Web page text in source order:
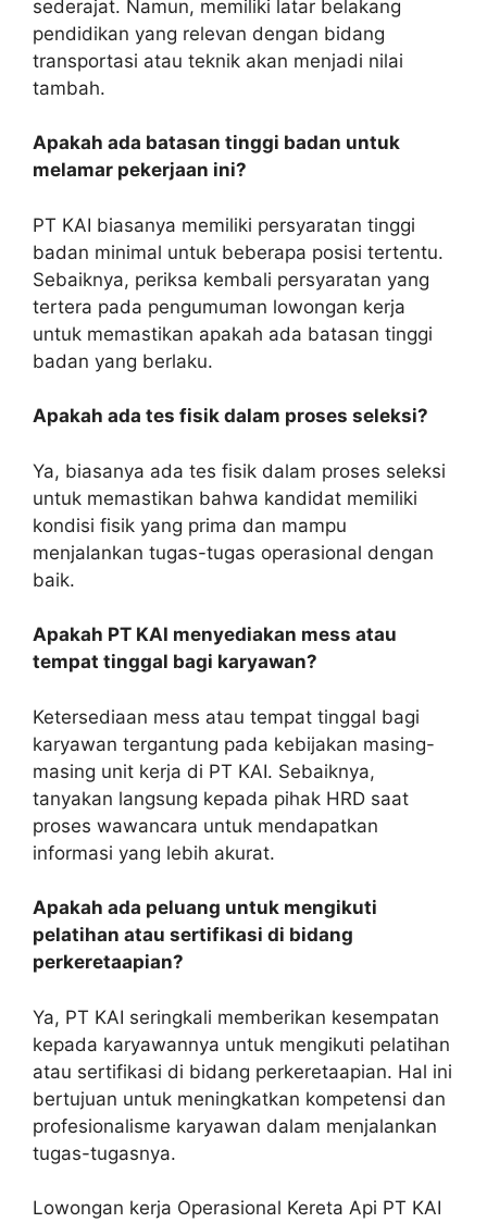
sederajat. Namun, memiliki latar belakang
pendidikan yang relevan dengan bidang
transportasi atau teknik akan menjadi nilai
tambah.
Apakah ada batasan tinggi badan untuk
melamar pekerjaan ini?
PT KAI biasanya memiliki persyaratan tinggi
badan minimal untuk beberapa posisi tertentu.
Sebaiknya, periksa kembali persyaratan yang
tertera pada pengumuman lowongan kerja
untuk memastikan apakah ada batasan tinggi
badan yang berlaku.
Apakah ada tes fisik dalam proses seleksi?
Ya, biasanya ada tes fisik dalam proses seleksi
untuk memastikan bahwa kandidat memiliki
kondisi fisik yang prima dan mampu
menjalankan tugas-tugas operasional dengan
baik.
Apakah PT KAI menyediakan mess atau
tempat tinggal bagi karyawan?
Ketersediaan mess atau tempat tinggal bagi
karyawan tergantung pada kebijakan masing-
masing unit kerja di PT KAI. Sebaiknya,
tanyakan langsung kepada pihak HRD saat
proses wawancara untuk mendapatkan
informasi yang lebih akurat.
Apakah ada peluang untuk mengikuti
pelatihan atau sertifikasi di bidang
perkeretaapian?
Ya, PT KAI seringkali memberikan kesempatan
kepada karyawannya untuk mengikuti pelatihan
atau sertifikasi di bidang perkeretaapian. Hal ini
bertujuan untuk meningkatkan kompetensi dan
profesionalisme karyawan dalam menjalankan
tugas-tugasnya.
Lowongan kerja Operasional Kereta Api PT KAI